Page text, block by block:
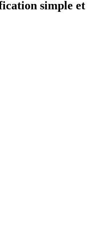
simple et